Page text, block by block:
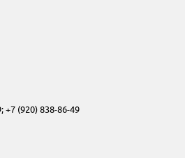
+7 (920) 838-86-49